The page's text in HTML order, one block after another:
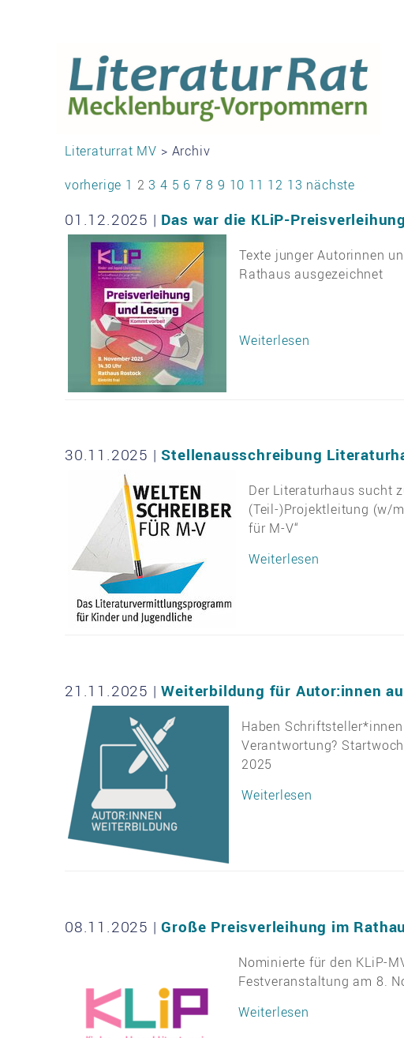
Literaturrat MV > Archiv
vorherige 1 2 3 4 5 6 7 8 9 10 11 12 13 nächste
01.12.2025 | Das war die KLiP-
Texte junger Autorinnen
Rathaus ausgezeichnet
Weiterlesen
30.11.2025 |Stellenausschreibung
Der Literaturhaus sucht
(Teil-)Projektleitung (w/
für M-V“
Weiterlesen
21.11.2025 |Weiterbildung für Autor:innen
Haben
Verantwortung?
2025
Weiterlesen
08.11.2025 | Große Preisverleihung im
Nominierte für den KLiP-
Festveranstaltung am 8.
Weiterlesen